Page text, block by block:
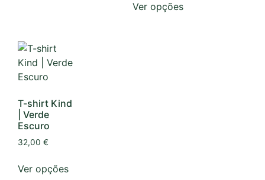
Ver opções
T-shirt Kind
| Verde
Escuro
32,00 €
Ver opções